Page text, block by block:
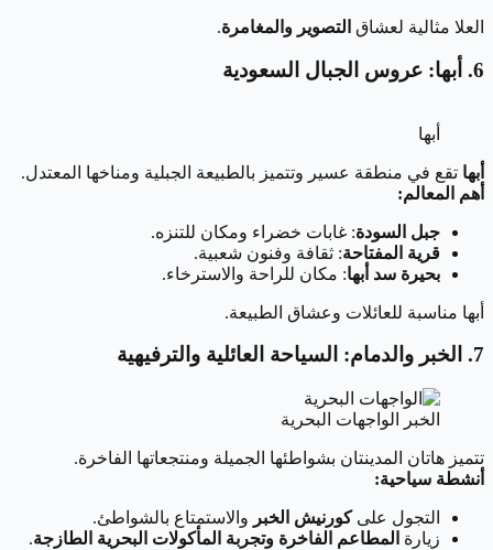
العلا مثالية لعشاق التصوير والمغامرة.
6. أبها: عروس الجبال السعودية
أبها
أبها تقع في منطقة عسير وتتميز بالطبيعة الجبلية ومناخها المعتدل.
أهم المعالم:
جبل السودة: غابات خضراء ومكان للتنزه.
قرية المفتاحة: ثقافة وفنون شعبية.
بحيرة سد أبها: مكان للراحة والاسترخاء.
أبها مناسبة للعائلات وعشاق الطبيعة.
7. الخبر والدمام: السياحة العائلية والترفيهية
الخبر الواجهات البحرية
تتميز هاتان المدينتان بشواطئها الجميلة ومنتجعاتها الفاخرة.
أنشطة سياحية:
التجول علىكورنيش الخبر والاستمتاع بالشواطئ.
زيارة المطاعم الفاخرة وتجربة المأكولات البحرية الطازجة.